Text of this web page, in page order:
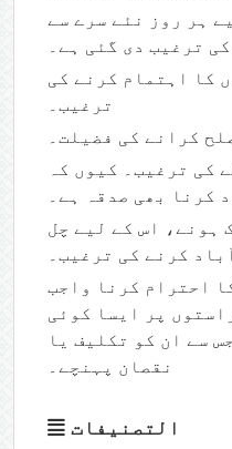
ہر روز نئے سرے سے
ترغیب دی گئی ہے۔
کا اہتمام کرنے کی
ترغیب۔
کرانے کی فضیلت۔
کی ترغیب۔ کیوں کہ
کرنا بھی صدقہ ہے۔
ہونے، اس کے لیے چل
کرنے کی ترغیب۔
احترام کرنا واجب
پر ایسا کوئی
سے ان کو تکلیف یا
نقصان پہنچے۔
التصنيفات